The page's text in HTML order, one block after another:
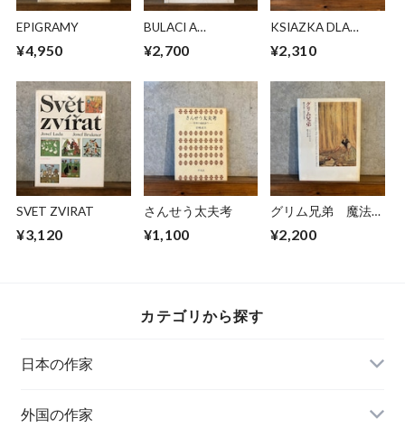
EPIGRAMY
¥4,950
BULACI A
¥2,700
KSIAZKA DLA
¥2,310
SVET ZVIRAT
¥3,120
さんせう太夫考
¥1,100
グリム兄弟 魔法の
¥2,200
カテゴリから探す
日本の作家
外国の作家